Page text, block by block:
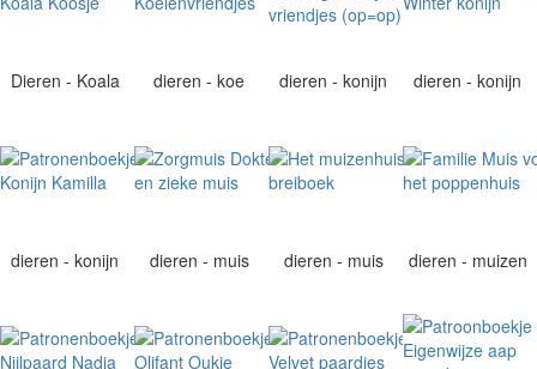
Dieren - Koala dieren - koe dieren - konijn dieren - konijn
dieren - konijn dieren - muis dieren - muis dieren - muizen